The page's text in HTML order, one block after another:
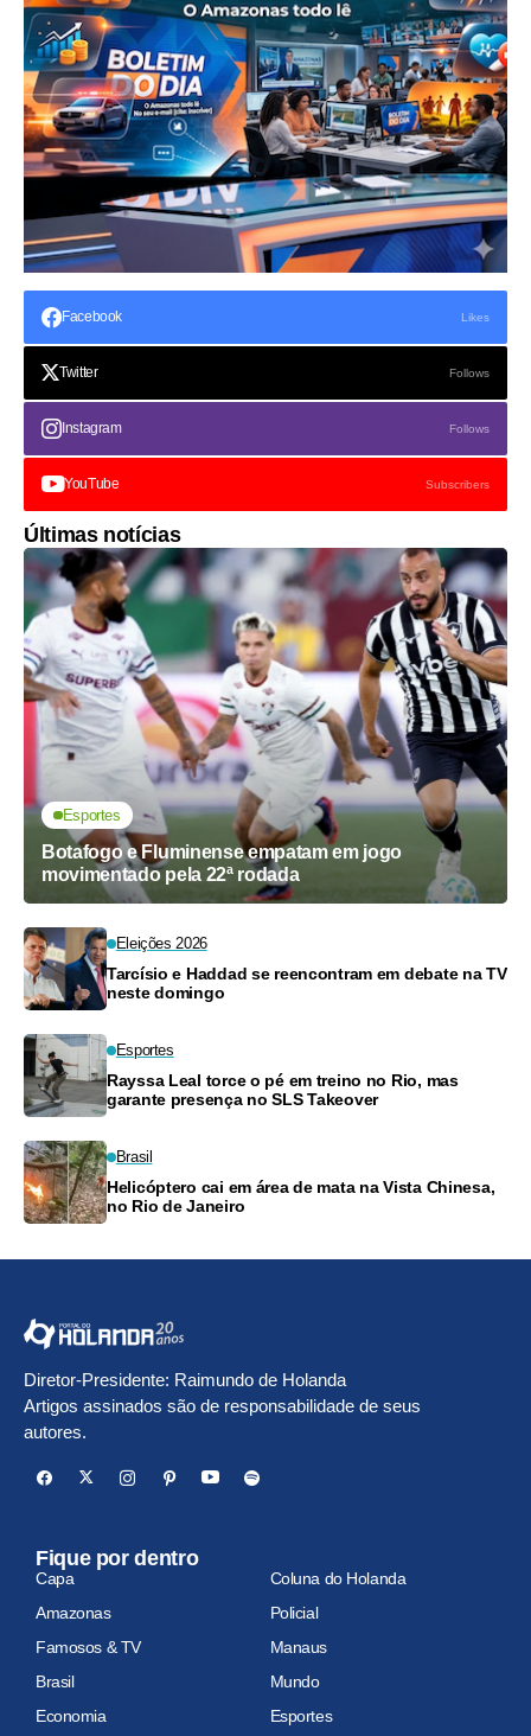
Facebook Likes
Twitter Follows
Instagram Follows
YouTube Subscribers
Últimas notícias
Esportes
Botafogo e Fluminense empatam em jogo
movimentado pela 22ª rodada
Eleições 2026
Tarcísio e Haddad se reencontram em debate na TV
neste domingo
Esportes
Rayssa Leal torce o pé em treino no Rio, mas
garante presença no SLS Takeover
Brasil
Helicóptero cai em área de mata na Vista Chinesa,
no Rio de Janeiro
Diretor-Presidente: Raimundo de Holanda
Artigos assinados são de responsabilidade de seus
autores.
Fique por dentro
Capa
Coluna do Holanda
Amazonas
Policial
Famosos & TV
Manaus
Brasil
Mundo
Economia
Esportes